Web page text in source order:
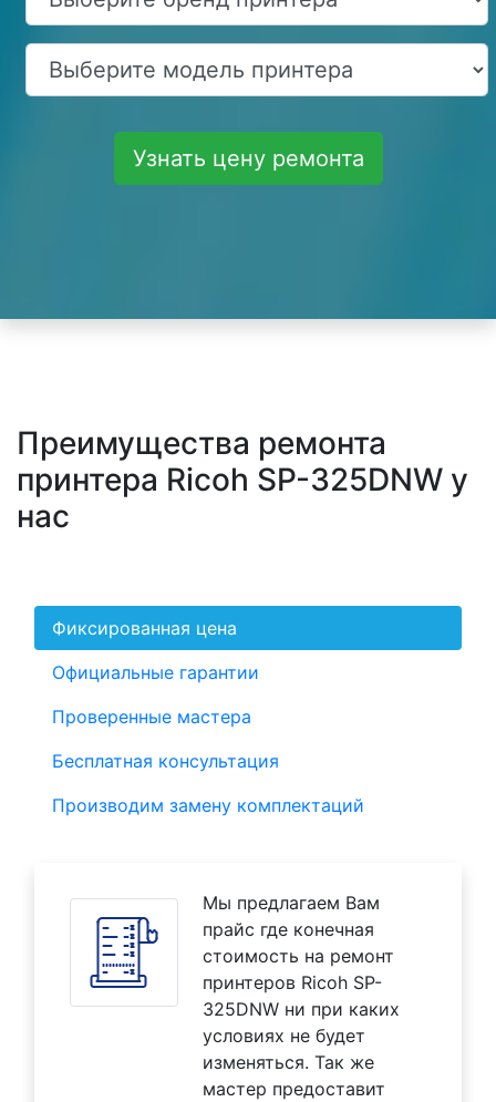
Узнать цену ремонта
Преимущества ремонта
принтера Ricoh SP-325DNW у
нас
Фиксированная цена
Официальные гарантии
Проверенные мастера
Бесплатная консультация
Производим замену комплектаций
Мы предлагаем Вам
прайс где конечная
стоимость на ремонт
принтеров Ricoh SP-
325DNW ни при каких
условиях не будет
изменяться. Так же
мастер предоставит